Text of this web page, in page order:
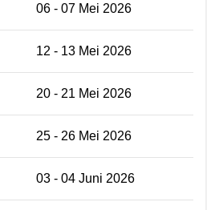
06 - 07 Mei 2026
12 - 13 Mei 2026
20 - 21 Mei 2026
25 - 26 Mei 2026
03 - 04 Juni 2026